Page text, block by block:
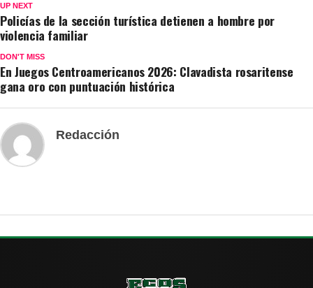
UP NEXT
Policías de la sección turística detienen a hombre por
violencia familiar
DON'T MISS
En Juegos Centroamericanos 2026: Clavadista rosaritense
gana oro con puntuación histórica
Redacción